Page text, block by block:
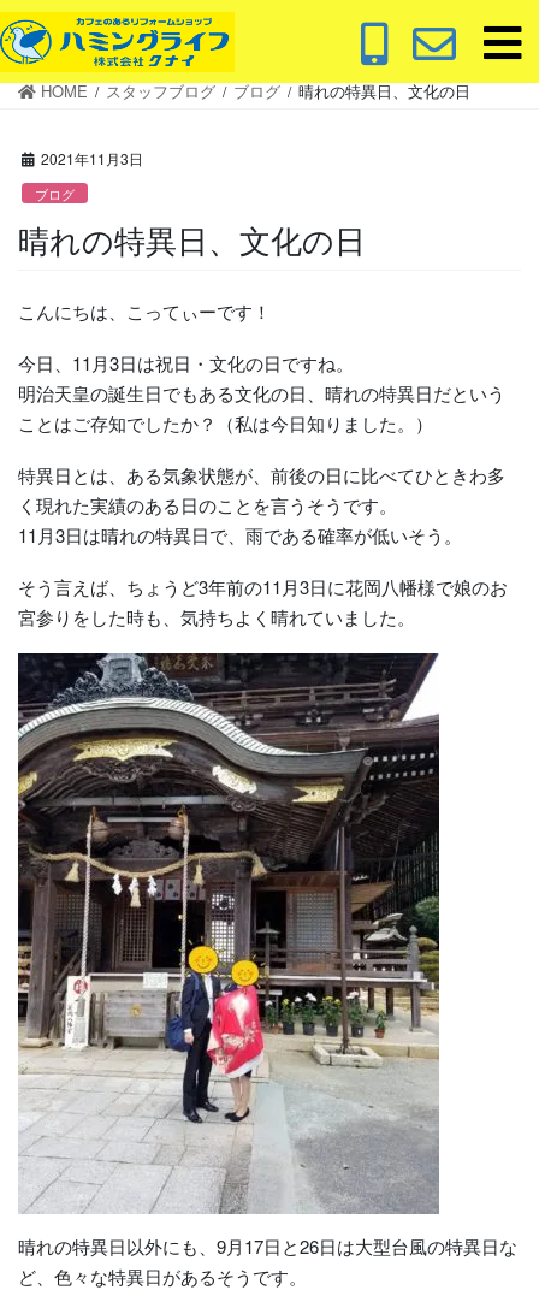
コ
ン
テ
ナ
ビ
ゲ
HOME スタッフブログ ブログ 晴れの特異日、文化の日
2021年11月3日
ブログ
晴れの特異日、文化の日
こんにちは、こってぃーです！
今日、11月3日は祝日・文化の日ですね。
明治天皇の誕生日でもある文化の日、晴れの特異日だという
ことはご存知でしたか？（私は今日知りました。）
特異日とは、ある気象状態が、前後の日に比べてひときわ多
く現れた実績のある日のことを言うそうです。
11月3日は晴れの特異日で、雨である確率が低いそう。
そう言えば、ちょうど3年前の11月3日に花岡八幡様で娘のお
宮参りをした時も、気持ちよく晴れていました。
晴れの特異日以外にも、9月17日と26日は大型台風の特異日な
ど、色々な特異日があるそうです。